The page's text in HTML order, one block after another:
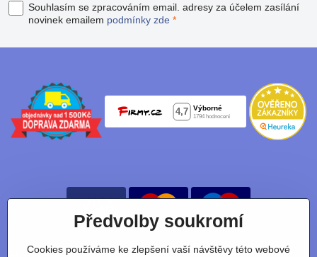
Souhlasím se zpracováním email. adresy za účelem zasílání
novinek emailem podmínky zde *
Předvolby soukromí
Cookies používáme ke zlepšení vaší návštěvy této webové